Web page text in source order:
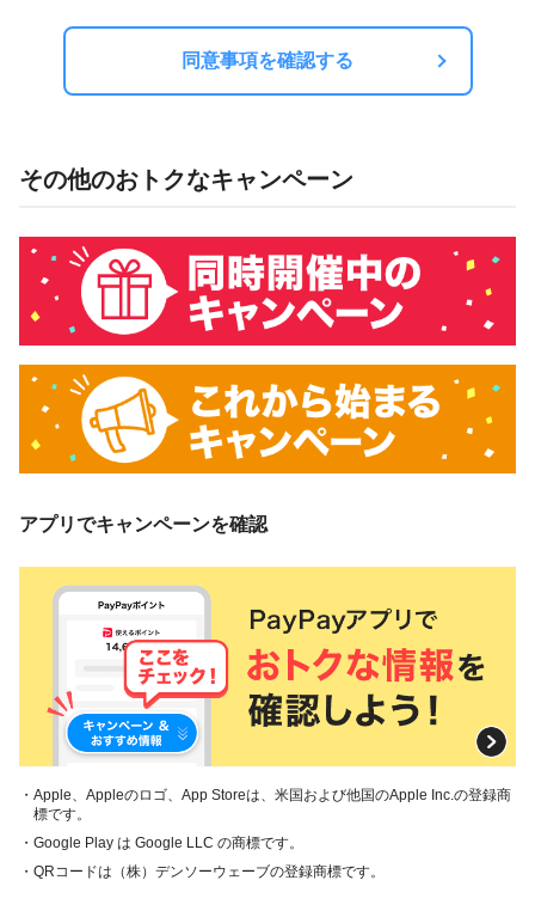
同意事項を確認する
その他のおトクなキャンペーン
アプリでキャンペーンを確認
・Apple、Appleのロゴ、App Storeは、米国および他国のApple Inc.の登録商
標です。
・Google Play は Google LLC の商標です。
・QRコードは（株）デンソーウェーブの登録商標です。